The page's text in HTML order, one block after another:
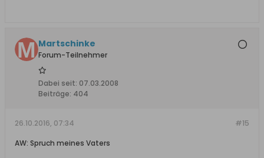
Martschinke
Forum-Teilnehmer
Dabei seit: 07.03.2008
Beiträge: 404
#15
26.10.2016, 07:34
AW: Spruch meines Vaters